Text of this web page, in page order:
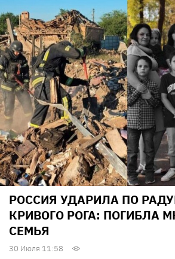
РОССИЯ УДАРИЛА ПО
КРИВОГО РОГА: ПОГИБЛА
СЕМЬЯ
30 Июля 11:58